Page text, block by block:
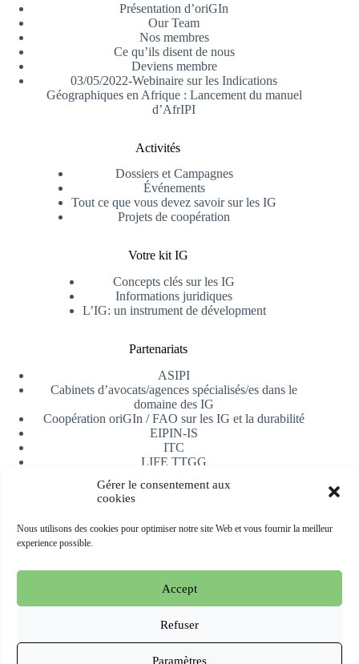
Gérer le consentement aux
cookies
Nous utilisons des cookies pour optimiser notre site Web et vous fournir la meilleur
experience possible.
Accept
Refuser
Paramètres
Présentation d’oriGIn
Our Team
Nos membres
Ce qu’ils disent de nous
Deviens membre
03/05/2022-Webinaire sur les Indications
Géographiques en Afrique : Lancement du manuel
d’AfrIPI
Activités
Dossiers et Campagnes
Événements
Tout ce que vous devez savoir sur les IG
Projets de coopération
Votre kit IG
Concepts clés sur les IG
Informations juridiques
L’IG: un instrument de dévelopment
Partenariats
ASIPI
Cabinets d’avocats/agences spécialisés/es dans le
domaine des IG
Coopération oriGIn / FAO sur les IG et la durabilité
EIPIN-IS
ITC
LIFE TTGG
AfrIPI
Recevoir notre newsletter
S'inscrire
Copyright © 2026 oriGIn | Organization for an International
Geographical Indications Network -Site web hébergé et géré